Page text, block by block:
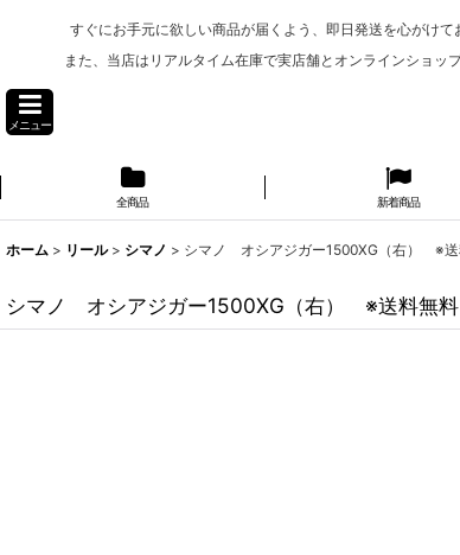
すぐにお手元に欲しい商品が届くよう、即日発送を心がけ
また、当店はリアルタイム在庫で実店舗とオンラインショッ
メニュー
全商品 新着商品
ホーム > リール > シマノ > シマノ オシアジガー1500XG（右） ※送
シマノ オシアジガー1500XG（右） ※送料無料